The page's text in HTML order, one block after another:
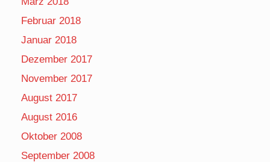
Februar 2018
Januar 2018
Dezember 2017
November 2017
August 2017
August 2016
Oktober 2008
September 2008